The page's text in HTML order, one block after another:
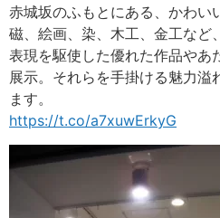
赤城坂のふもとにある、かわい
磁、絵画、染、木工、金工など
表現を駆使した優れた作品やあ
展示。それらを手掛ける魅力溢
ます。
https://t.co/a7xuwErkyG